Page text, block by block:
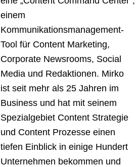
einem
Kommunikationsmanagement-
Tool für Content Marketing,
Corporate Newsrooms, Social
Media und Redaktionen. Mirko
ist seit mehr als 25 Jahren im
Business und hat mit seinem
Spezialgebiet Content Strategie
und Content Prozesse einen
tiefen Einblick in einige Hundert
Unternehmen bekommen und